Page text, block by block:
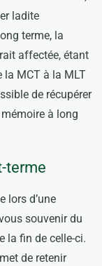
ladite
terme, la
affectée, étant
la MCT à la MLT
de récupérer
à long
terme
lors d’une
souvenir du
la fin de celle-ci.
de retenir